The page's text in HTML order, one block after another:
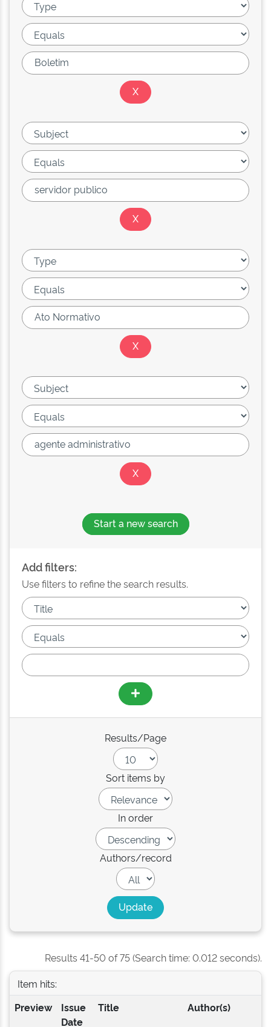
Start a new search
Add filters:
Use filters to refine the search results.
Results/Page
Sort items by
In order
Authors/record
Results 41-50 of 75 (Search time: 0.012 seconds).
Item hits:
Preview
Issue
Date
Title Author(s)